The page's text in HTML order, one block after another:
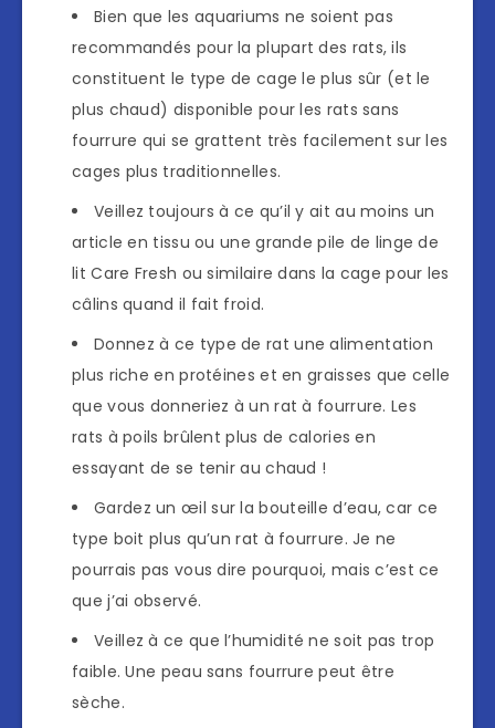
Bien que les aquariums ne soient pas
recommandés pour la plupart des rats, ils
constituent le type de cage le plus sûr (et le
plus chaud) disponible pour les rats sans
fourrure qui se grattent très facilement sur les
cages plus traditionnelles.
Veillez toujours à ce qu’il y ait au moins un
article en tissu ou une grande pile de linge de
lit Care Fresh ou similaire dans la cage pour les
câlins quand il fait froid.
Donnez à ce type de rat une alimentation
plus riche en protéines et en graisses que celle
que vous donneriez à un rat à fourrure. Les
rats à poils brûlent plus de calories en
essayant de se tenir au chaud !
Gardez un œil sur la bouteille d’eau, car ce
type boit plus qu’un rat à fourrure. Je ne
pourrais pas vous dire pourquoi, mais c’est ce
que j’ai observé.
Veillez à ce que l’humidité ne soit pas trop
faible. Une peau sans fourrure peut être
sèche.